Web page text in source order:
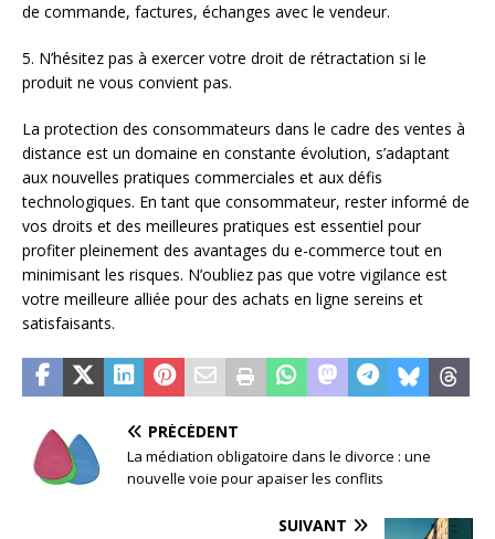
de commande, factures, échanges avec le vendeur.
5. N’hésitez pas à exercer votre droit de rétractation si le
produit ne vous convient pas.
La protection des consommateurs dans le cadre des ventes à
distance est un domaine en constante évolution, s’adaptant
aux nouvelles pratiques commerciales et aux défis
technologiques. En tant que consommateur, rester informé de
vos droits et des meilleures pratiques est essentiel pour
profiter pleinement des avantages du e-commerce tout en
minimisant les risques. N’oubliez pas que votre vigilance est
votre meilleure alliée pour des achats en ligne sereins et
satisfaisants.
PRÉCÉDENT
La médiation obligatoire dans le divorce : une
nouvelle voie pour apaiser les conflits
SUIVANT